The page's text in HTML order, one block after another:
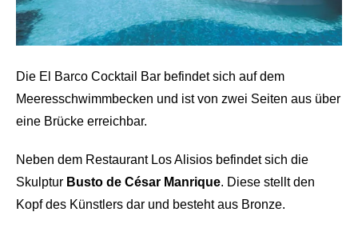
Die El Barco Cocktail Bar befindet sich auf dem
Meeresschwimmbecken und ist von zwei Seiten aus über
eine Brücke erreichbar.
Neben dem Restaurant Los Alisios befindet sich die
Skulptur Busto de César Manrique. Diese stellt den
Kopf des Künstlers dar und besteht aus Bronze.